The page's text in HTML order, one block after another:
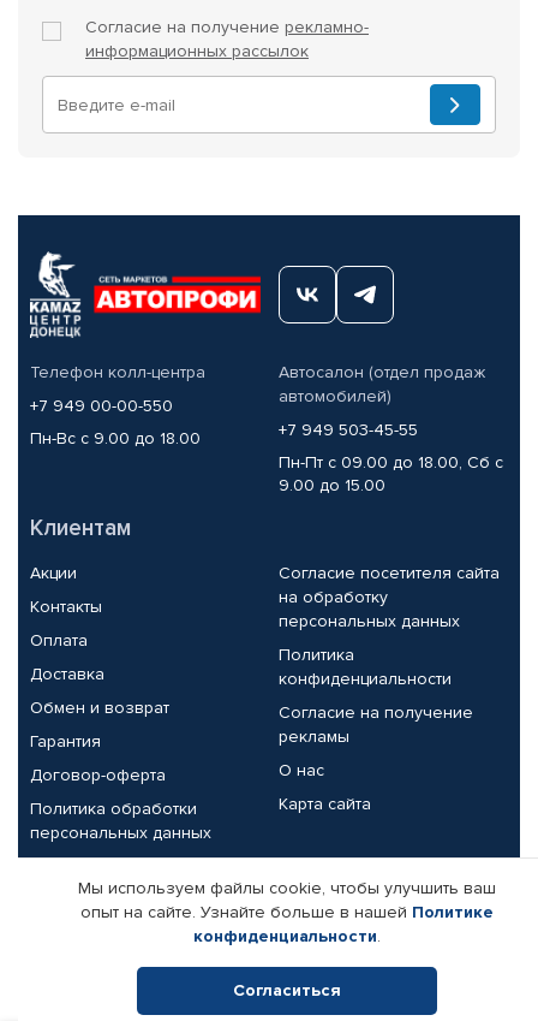
Согласие на получение рекламно-
информационных рассылок
Телефон колл-центра
+7 949 00-00-550
Пн-Вс с 9.00 до 18.00
Автосалон (отдел продаж
автомобилей)
+7 949 503-45-55
Пн-Пт с 09.00 до 18.00, Сб с
9.00 до 15.00
Клиентам
Акции
Контакты
Оплата
Доставка
Обмен и возврат
Гарантия
Договор-оферта
Политика обработки
персональных данных
Согласие посетителя сайта
на обработку
персональных данных
Политика
конфиденциальности
Согласие на получение
рекламы
О нас
Карта сайта
Партнерам
Корпоративным клиентам
Поставщикам
Реквизиты компании
Мы используем файлы cookie, чтобы улучшить ваш
опыт на сайте. Узнайте больше в нашей Политике
конфиденциальности.
Согласиться